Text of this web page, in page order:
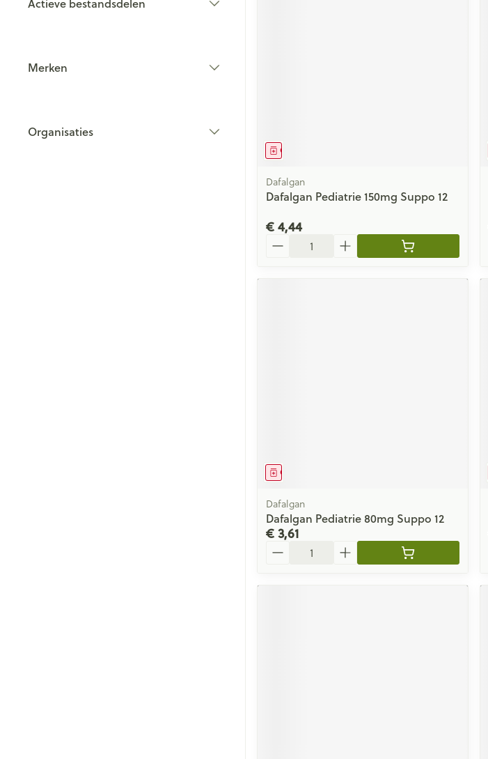
Merken
Organisaties
Geneesmiddel
Dafalgan
Dafalgan Pediatrie 150mg Suppo 12
€ 4,44
Geneesmiddel
Dafalgan
Dafalgan Pediatrie 80mg Suppo 12
€ 3,61